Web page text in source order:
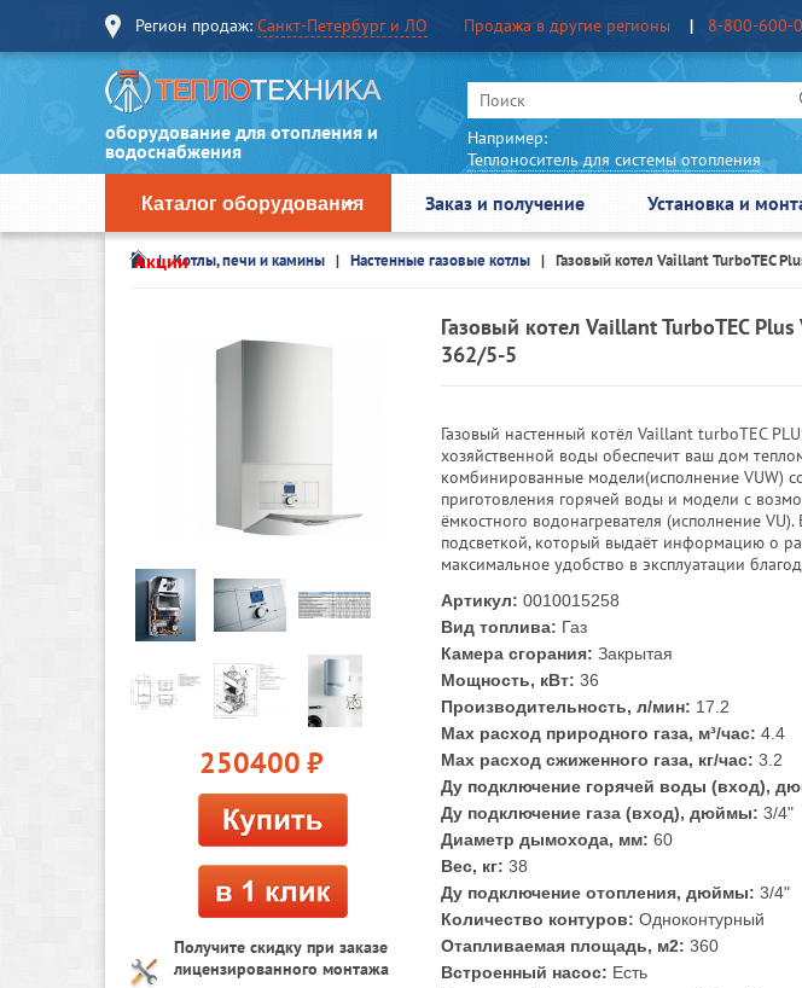
Регион продаж: Санкт-Петербург и ЛО Продажа в другие регионы 8-800-600-
оборудование для отопления и
водоснабжения
Например:
Теплоноситель для системы отопления
Каталог оборудования Заказ и получение Установка и
АкцииКотлы, печи и камины Настенные газовые котлы Газовый котел Vaillant TurboTEC
250400 руб.
Получите скидку при заказе
лицензированного монтажа
Газовый котел Vaillant TurboTEC Plus
362/5-5
Газовый настенный котёл Vaillant turboTEC
хозяйственной воды обеспечит ваш дом
комбинированные модели(исполнение VUW)
приготовления горячей воды и модели с
ёмкостного водонагревателя (исполнение
подсветкой, который выдаёт информацию о
максимальное удобство в эксплуатации
Артикул: 0010015258
Вид топлива: Газ
Камера сгорания: Закрытая
Мощность, кВт: 36
Производительность, л/мин: 17.2
Max расход природного газа, м³/час: 4.4
Max расход сжиженного газа, кг/час: 3.2
Ду подключение горячей воды (вход),
Ду подключение газа (вход), дюймы: 3/4"
Диаметр дымохода, мм: 60
Вес, кг: 38
Ду подключение отопления, дюймы: 3/4"
Количество контуров: Одноконтурный
Отапливаемая площадь, м2: 360
Встроенный насос: Есть